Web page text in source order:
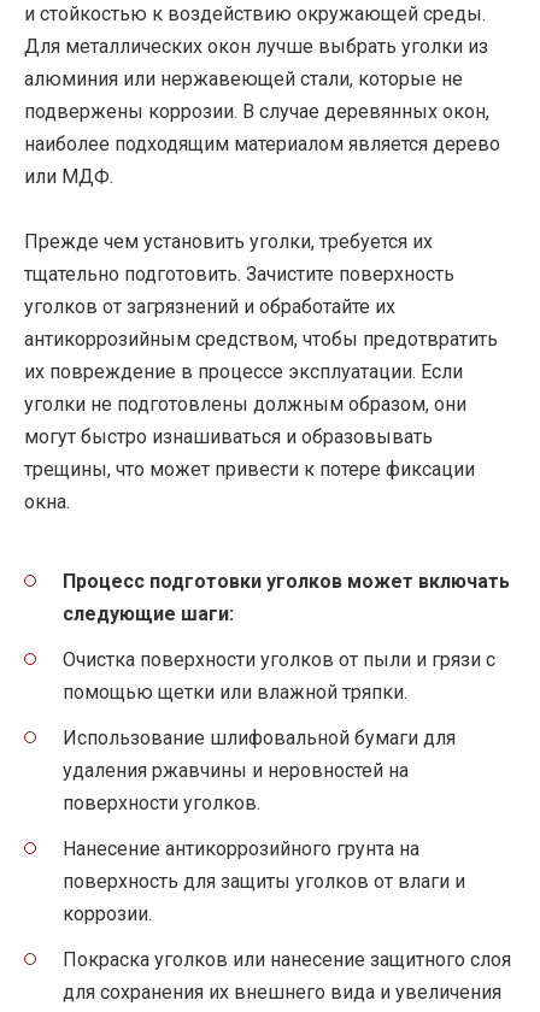
и стойкостью к воздействию окружающей среды.
Для металлических окон лучше выбрать уголки из
алюминия или нержавеющей стали, которые не
подвержены коррозии. В случае деревянных окон,
наиболее подходящим материалом является дерево
или МДФ.
Прежде чем установить уголки, требуется их
тщательно подготовить. Зачистите поверхность
уголков от загрязнений и обработайте их
антикоррозийным средством, чтобы предотвратить
их повреждение в процессе эксплуатации. Если
уголки не подготовлены должным образом, они
могут быстро изнашиваться и образовывать
трещины, что может привести к потере фиксации
окна.
Процесс подготовки уголков может включать
следующие шаги:
Очистка поверхности уголков от пыли и грязи с
помощью щетки или влажной тряпки.
Использование шлифовальной бумаги для
удаления ржавчины и неровностей на
поверхности уголков.
Нанесение антикоррозийного грунта на
поверхность для защиты уголков от влаги и
коррозии.
Покраска уголков или нанесение защитного слоя
для сохранения их внешнего вида и увеличения